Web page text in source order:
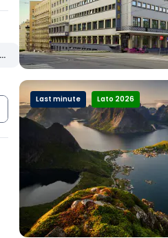
Last minute Lato 2026